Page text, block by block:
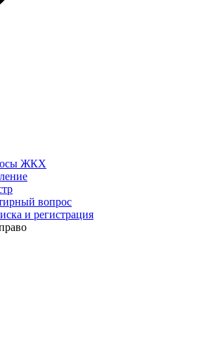
ЖКХ
вопрос
и регистрация